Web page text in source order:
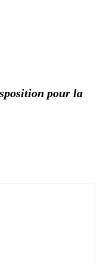
pour la